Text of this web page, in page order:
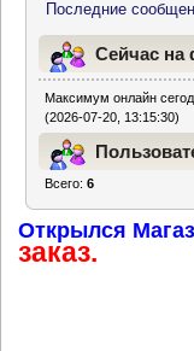
Последние
Сейчас на
Максимум онлайн
(2026-07-20, 13:15:30)
Всего:6
Открылся
заказ.